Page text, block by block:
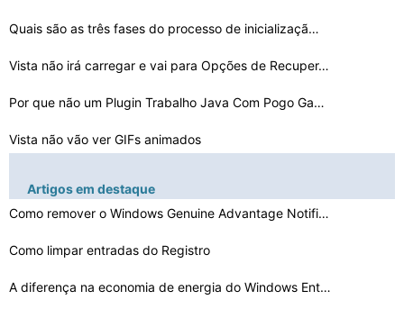
Quais são as três fases do processo de inicializaçã…
Vista não irá carregar e vai para Opções de Recuper…
Por que não um Plugin Trabalho Java Com Pogo Games on …
Vista não vão ver GIFs animados
Como muitas barras de ferramentas O Windows Vista Ofert…
Problemas Desinstalar Vista
Artigos em destaque
Como remover o Windows Genuine Advantage Notifications …
Como limpar entradas do Registro
A diferença na economia de energia do Windows Entre Te…